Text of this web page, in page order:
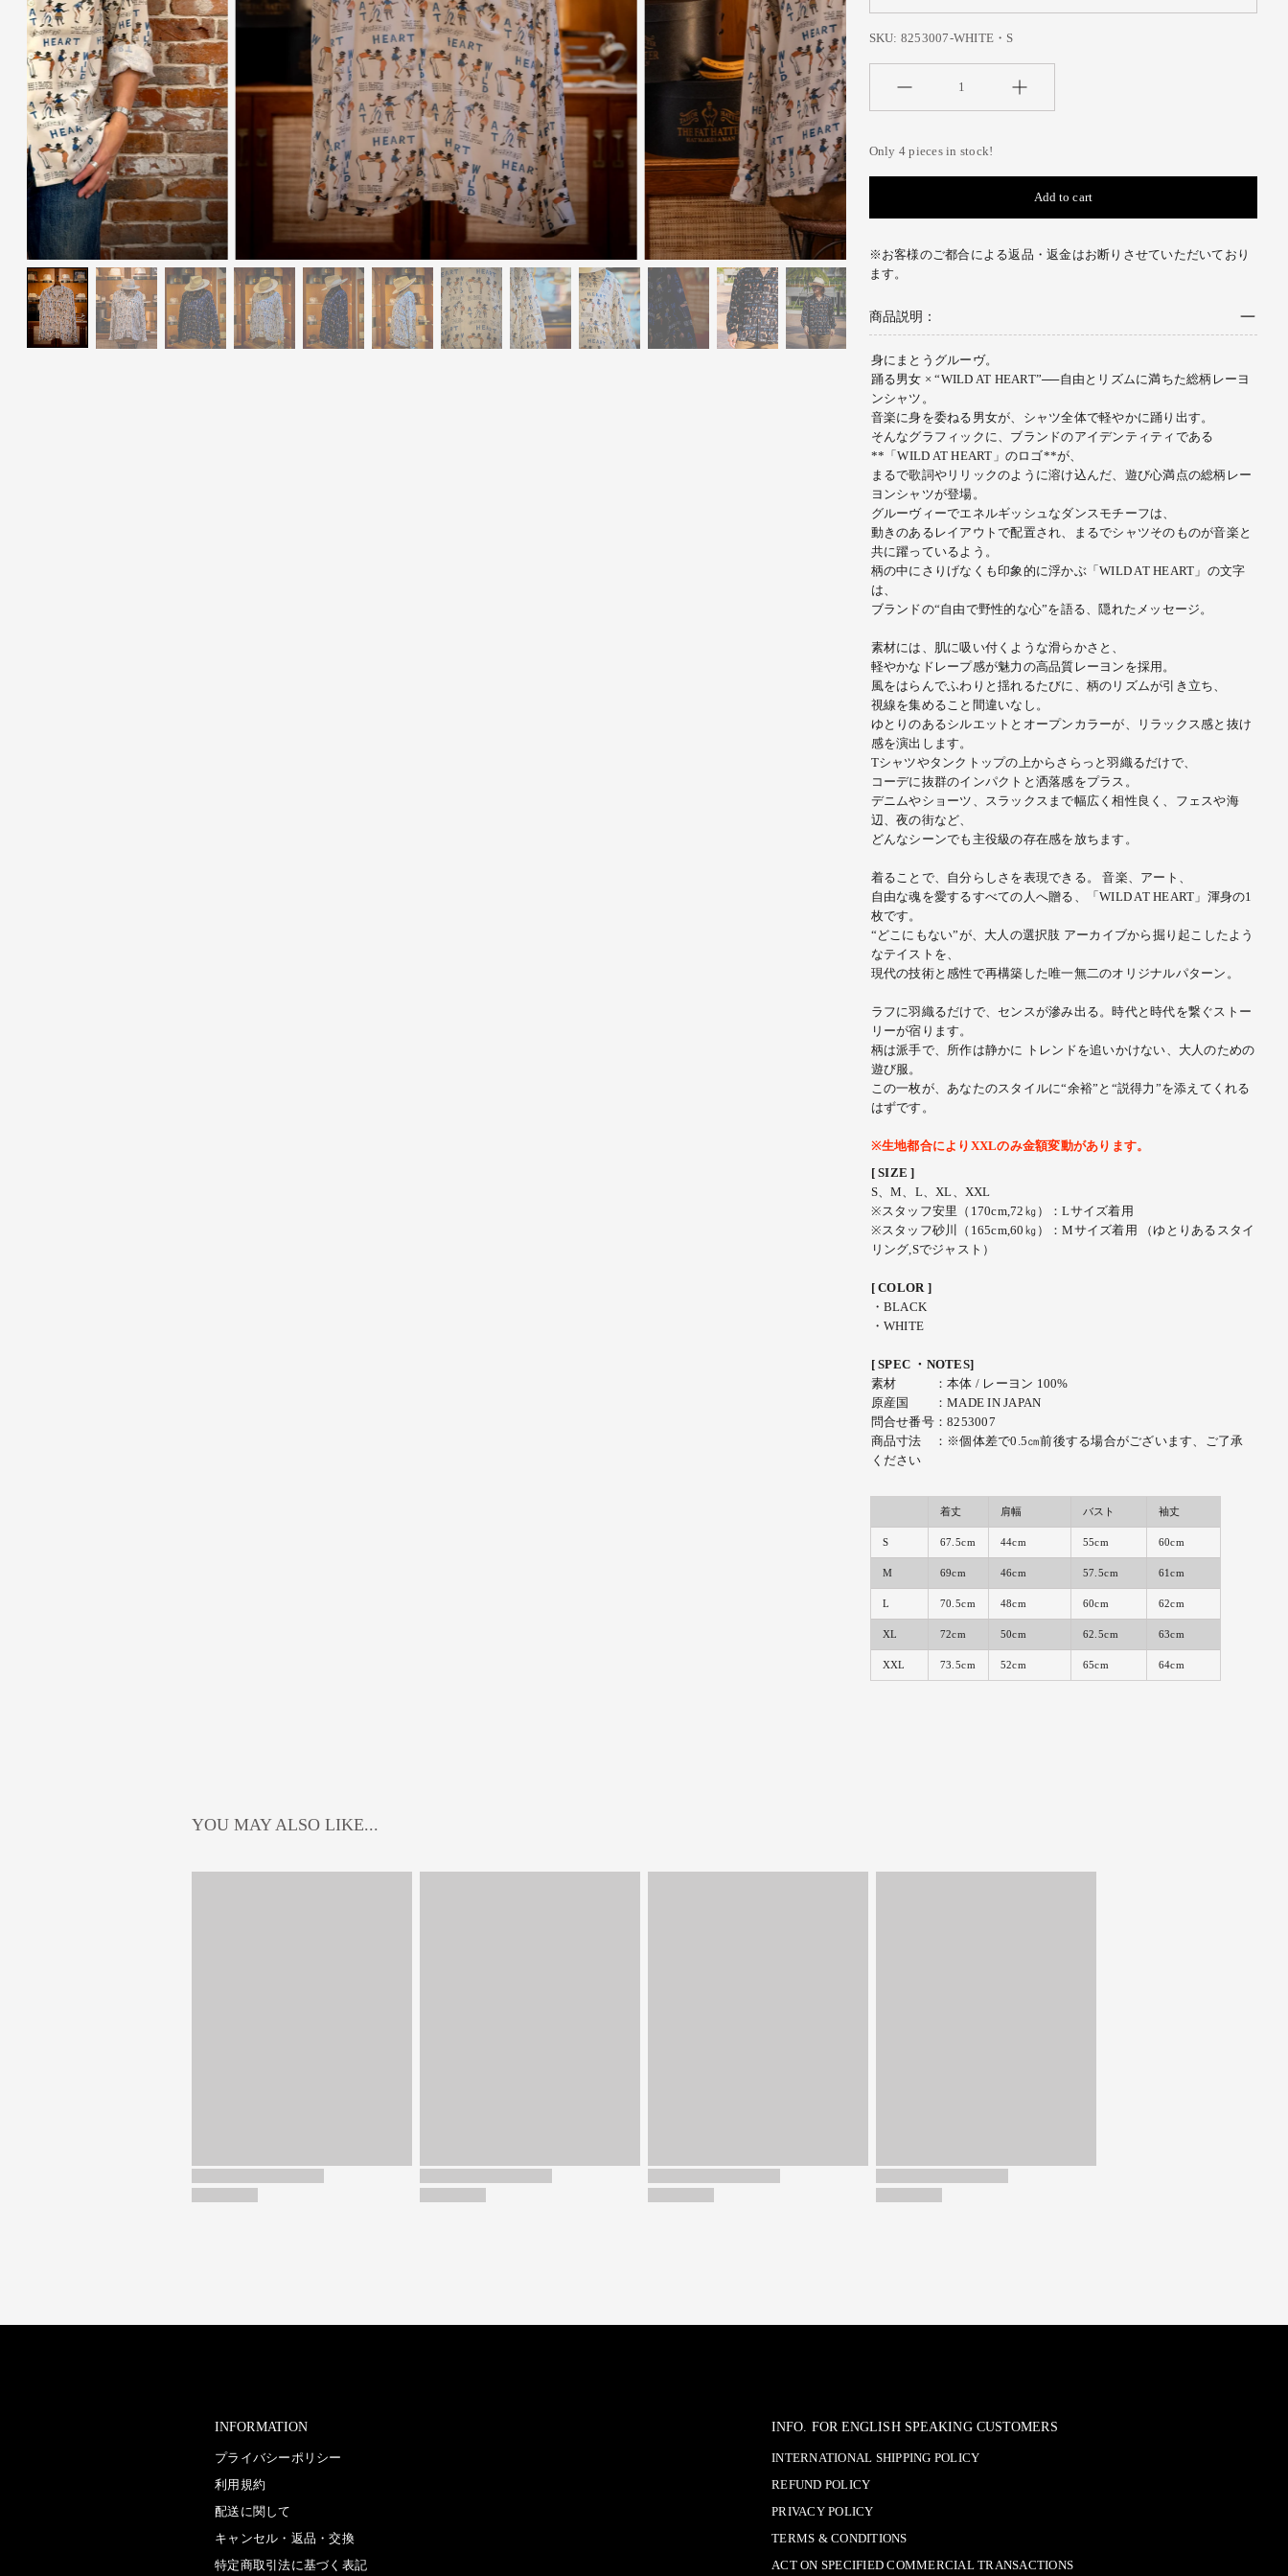
SKU: 8253007-WHITE・S
Only 4 pieces in stock!
Add to cart
※お客様のご都合による返品・返金はお断りさせていただいており
ます。
商品説明：
身にまとうグルーヴ。
踊る男女 × “WILD AT HEART”──自由とリズムに満ちた総柄レーヨ
ンシャツ。
音楽に身を委ねる男女が、シャツ全体で軽やかに踊り出す。
そんなグラフィックに、ブランドのアイデンティティである
**「WILD AT HEART」のロゴ**が、
まるで歌詞やリリックのように溶け込んだ、遊び心満点の総柄レー
ヨンシャツが登場。
グルーヴィーでエネルギッシュなダンスモチーフは、
動きのあるレイアウトで配置され、まるでシャツそのものが音楽と
共に躍っているよう。
柄の中にさりげなくも印象的に浮かぶ「WILD AT HEART」の文字
は、
ブランドの“自由で野性的な心”を語る、隠れたメッセージ。
素材には、肌に吸い付くような滑らかさと、
軽やかなドレープ感が魅力の高品質レーヨンを採用。
風をはらんでふわりと揺れるたびに、柄のリズムが引き立ち、
視線を集めること間違いなし。
ゆとりのあるシルエットとオープンカラーが、リラックス感と抜け
感を演出します。
Tシャツやタンクトップの上からさらっと羽織るだけで、
コーデに抜群のインパクトと洒落感をプラス。
デニムやショーツ、スラックスまで幅広く相性良く、フェスや海
辺、夜の街など、
どんなシーンでも主役級の存在感を放ちます。
着ることで、自分らしさを表現できる。 音楽、アート、
自由な魂を愛するすべての人へ贈る、「WILD AT HEART」渾身の1
枚です。
“どこにもない”が、大人の選択肢 アーカイブから掘り起こしたよう
なテイストを、
現代の技術と感性で再構築した唯一無二のオリジナルパターン。
ラフに羽織るだけで、センスが滲み出る。時代と時代を繋ぐストー
リーが宿ります。
柄は派手で、所作は静かに トレンドを追いかけない、大人のための
遊び服。
この一枚が、あなたのスタイルに“余裕”と“説得力”を添えてくれる
はずです。
※生地都合によりXXLのみ金額変動があります。
[ SIZE ]
S、M、L、XL、XXL
※スタッフ安里（170cm,72㎏）：Lサイズ着用
※スタッフ砂川（165cm,60㎏）：Mサイズ着用 （ゆとりあるスタイ
リング,Sでジャスト）
[ COLOR ]
・BLACK
・WHITE
[ SPEC ・NOTES]
素材 ：本体 / レーヨン 100%
原産国 ：MADE IN JAPAN
問合せ番号：8253007
商品寸法 ：※個体差で0.5㎝前後する場合がございます、ご了承
ください
着丈 肩幅 バスト 袖丈
S 67.5cm 44cm 55cm 60cm
M 69cm 46cm 57.5cm 61cm
L 70.5cm 48cm 60cm 62cm
XL 72cm 50cm 62.5cm 63cm
XXL 73.5cm 52cm 65cm 64cm
YOU MAY ALSO LIKE...
INFORMATION
プライバシーポリシー
利用規約
配送に関して
キャンセル・返品・交換
特定商取引法に基づく表記
INFO. FOR ENGLISH SPEAKING CUSTOMERS
INTERNATIONAL SHIPPING POLICY
REFUND POLICY
PRIVACY POLICY
TERMS & CONDITIONS
ACT ON SPECIFIED COMMERCIAL TRANSACTIONS